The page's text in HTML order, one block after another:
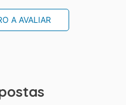
A AVALIAR